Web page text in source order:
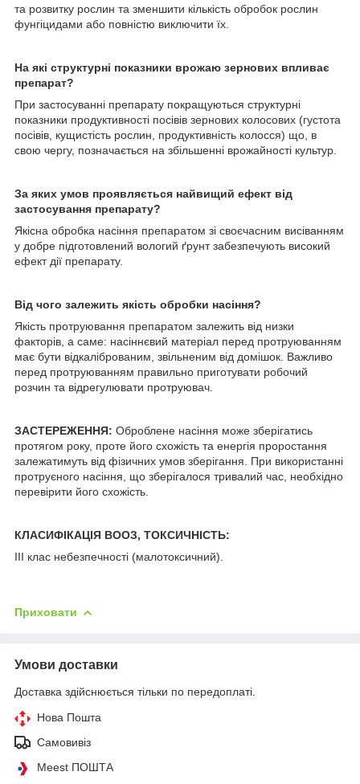
та розвитку рослин та зменшити кількість обробок рослин
фунгіцидами або повністю виключити їх.
На які структурні показники врожаю зернових впливає
препарат?
При застосуванні препарату покращуються структурні
показники продуктивності посівів зернових колосових (густота
посівів, кущистість рослин, продуктивність колосся) що, в
свою чергу, позначається на збільшенні врожайності культур.
За яких умов проявляється найвищий ефект від
застосування препарату?
Якісна обробка насіння препаратом зі своєчасним висіванням
у добре підготовлений вологий ґрунт забезпечують високий
ефект дії препарату.
Від чого залежить якість обробки насіння?
Якість протруювання препаратом залежить від низки
факторів, а саме: насіннєвий матеріал перед протруюванням
має бути відкаліброваним, звільненим від домішок. Важливо
перед протруюванням правильно приготувати робочий
розчин та відрегулювати протруювач.
ЗАСТЕРЕЖЕННЯ: Оброблене насіння може зберігатись
протягом року, проте його схожість та енергія проростання
залежатимуть від фізичних умов зберігання. При використанні
протруєного насіння, що зберігалося тривалий час, необхідно
перевірити його схожість.
КЛАСИФІКАЦІЯ ВООЗ, ТОКСИЧНІСТЬ:
III клас небезпечності (малотоксичний).
Приховати
Умови доставки
Доставка здійснюється тільки по передоплаті.
Нова Пошта
Самовивіз
Meest ПОШТА